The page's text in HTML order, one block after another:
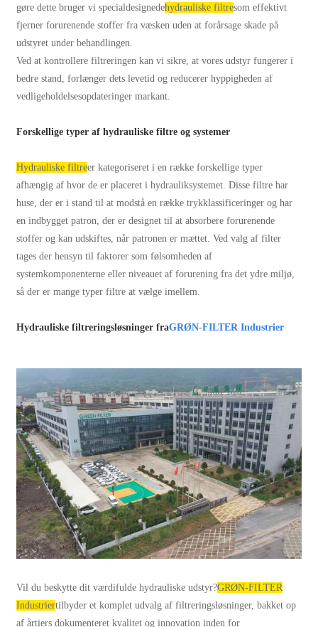
gøre dette bruger vi specialdesignedehydrauliske filtresom effektivt
fjerner forurenende stoffer fra væsken uden at forårsage skade på
udstyret under behandlingen.
Ved at kontrollere filtreringen kan vi sikre, at vores udstyr fungerer i
bedre stand, forlænger dets levetid og reducerer hyppigheden af ​​
vedligeholdelsesopdateringer markant.
Forskellige typer af hydrauliske filtre og systemer
Hydrauliske filtreer kategoriseret i en række forskellige typer
afhængig af hvor de er placeret i hydrauliksystemet. Disse filtre har
huse, der er i stand til at modstå en række trykklassificeringer og har
en indbygget patron, der er designet til at absorbere forurenende
stoffer og kan udskiftes, når patronen er mættet. Ved valg af filter
tages der hensyn til faktorer som følsomheden af ​​
systemkomponenterne eller niveauet af forurening fra det ydre miljø,
så der er mange typer filtre at vælge imellem.
Hydrauliske filtreringsløsninger fraGRØN-FILTER Industrier
Vil du beskytte dit værdifulde hydrauliske udstyr?GRØN-FILTER
Industriertilbyder et komplet udvalg af filtreringsløsninger, bakket op
af årtiers dokumenteret kvalitet og innovation inden for